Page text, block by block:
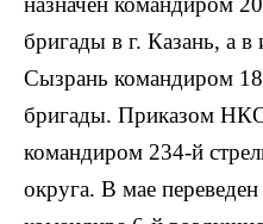
бригады в г. Казань, а в
Сызрань командиром
бригады. Приказом
командиром 234-й
округа. В мае